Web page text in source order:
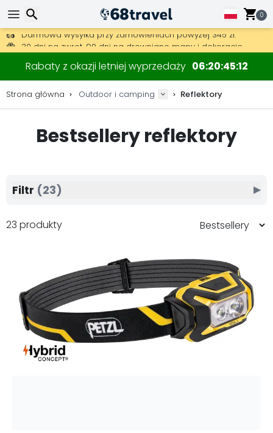
0
Darmowa wysyłka przy zamówieniach powyżej 345 zł.
30 dni na zwrot, 90 dni na drewniane mapy i dekoracje.
Najlepsze ceny na sprzęt outdoorowy i akcesoria.
Rabaty z okazji letniej wyprzedaży 06204511
Strona główna Outdoor i camping Reflektory
Bestsellery reflektory
23 produkty
Filtr (23) ▶
Wyszukaj
Wyszukaj